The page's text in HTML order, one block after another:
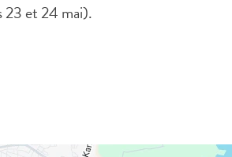
23 et 24 mai).